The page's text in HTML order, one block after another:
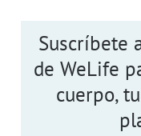
Suscríbete
de WeLife
cuerpo,